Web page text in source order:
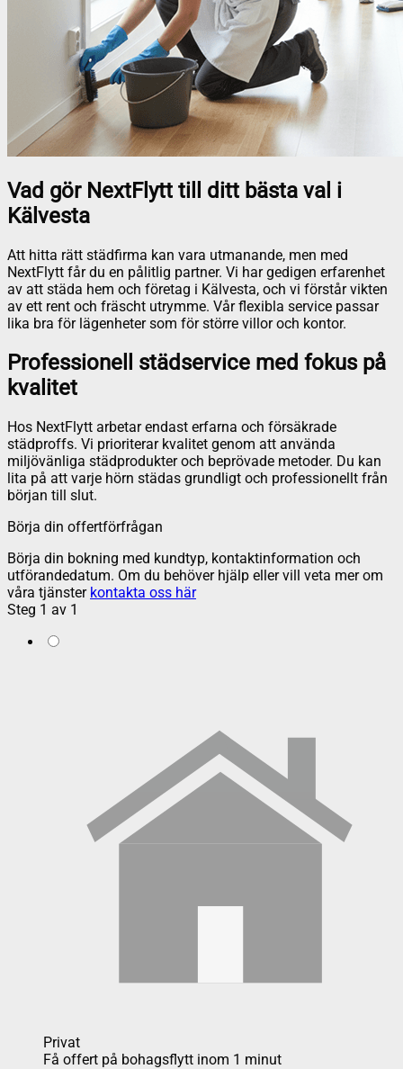
Vad gör NextFlytt till ditt bästa val i
Kälvesta
Att hitta rätt städfirma kan vara utmanande, men med
NextFlytt får du en pålitlig partner. Vi har gedigen erfarenhet
av att städa hem och företag i Kälvesta, och vi förstår vikten
av ett rent och fräscht utrymme. Vår flexibla service passar
lika bra för lägenheter som för större villor och kontor.
Professionell städservice med fokus på
kvalitet
Hos NextFlytt arbetar endast erfarna och försäkrade
städproffs. Vi prioriterar kvalitet genom att använda
miljövänliga städprodukter och beprövade metoder. Du kan
lita på att varje hörn städas grundligt och professionellt från
början till slut.
Börja din offertförfrågan
Börja din bokning med kundtyp, kontaktinformation och
utförandedatum. Om du behöver hjälp eller vill veta mer om
våra tjänster kontakta oss här
Steg 1 av 1
Privat
Få offert på bohagsflytt inom 1 minut